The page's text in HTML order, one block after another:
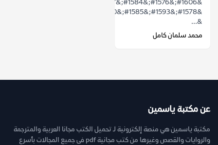
&...
محمد سلمان كامل
عن مكتبة ياسمين
مكتبة ياسمين هي منصة إلكترونية لـ تحميل الكتب مجانا العربية والمترجمة
والروايات والقصص وغيرها من كتب مجانية pdf فى جميع المجالات بأسرع